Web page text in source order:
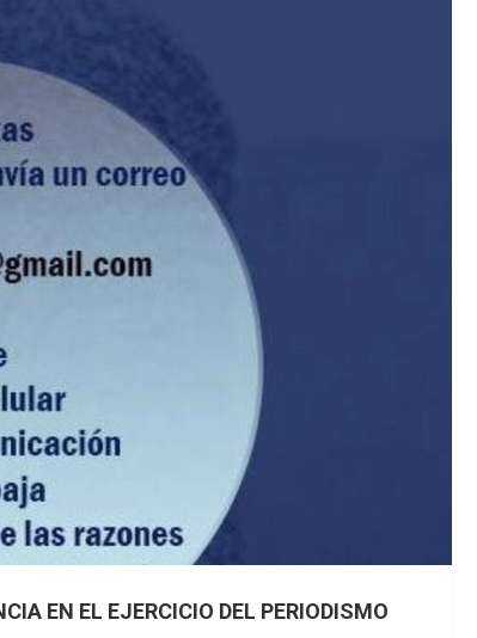
EN EL EJERCICIO DEL PERIODISMO